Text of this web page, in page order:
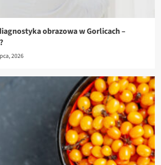
obrazowa w Gorlicach –
2026